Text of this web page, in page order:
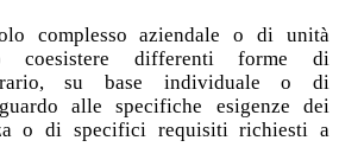
complesso aziendale o di unità
coesistere differenti forme di
su base individuale o di
alle specifiche esigenze dei
o di specifici requisiti richiesti a